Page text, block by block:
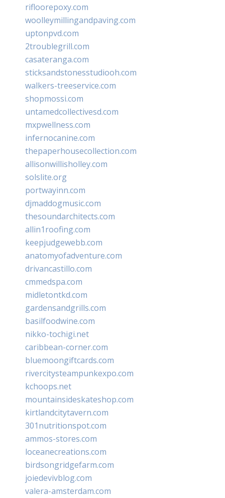
rifloorepoxy.com
woolleymillingandpaving.com
uptonpvd.com
2troublegrill.com
casateranga.com
sticksandstonesstudiooh.com
walkers-treeservice.com
shopmossi.com
untamedcollectivesd.com
mxpwellness.com
infernocanine.com
thepaperhousecollection.com
allisonwillisholley.com
solslite.org
portwayinn.com
djmaddogmusic.com
thesoundarchitects.com
allin1roofing.com
keepjudgewebb.com
anatomyofadventure.com
drivancastillo.com
cmmedspa.com
midletontkd.com
gardensandgrills.com
basilfoodwine.com
nikko-tochigi.net
caribbean-corner.com
bluemoongiftcards.com
rivercitysteampunkexpo.com
kchoops.net
mountainsideskateshop.com
kirtlandcitytavern.com
301nutritionspot.com
ammos-stores.com
loceanecreations.com
birdsongridgefarm.com
joiedevivblog.com
valera-amsterdam.com